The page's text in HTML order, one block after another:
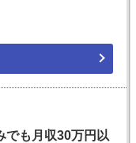
でも月収30万円以